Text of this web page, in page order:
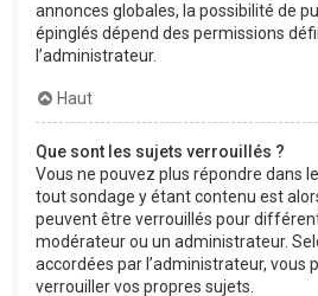
annonces globales, la possibilité de
épinglés dépend des permissions
l’administrateur.
Haut
Que sont les sujets verrouillés ?
Vous ne pouvez plus répondre dans
tout sondage y étant contenu est
peuvent être verrouillés pour
modérateur ou un administrateur.
accordées par l’administrateur, vous
verrouiller vos propres sujets.